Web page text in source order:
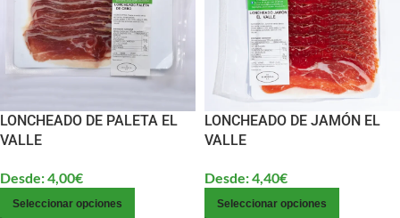
LONCHEADO DE PALETA EL
VALLE
Desde:4,00€
Seleccionar opciones
LONCHEADO DE JAMÓN EL
VALLE
Desde:4,40€
Seleccionar opciones